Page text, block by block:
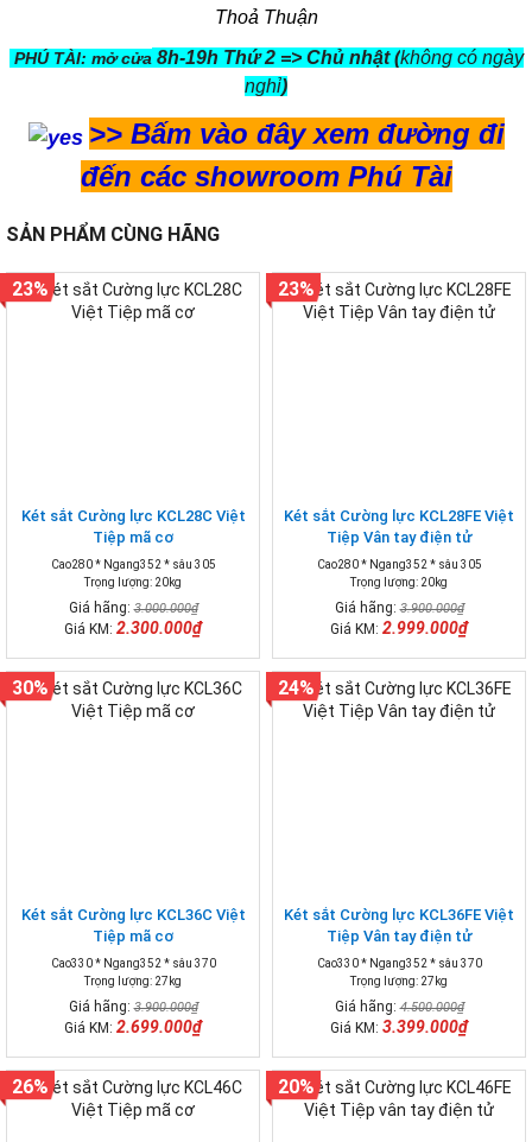
Thoả Thuận
PHÚ TÀI: mở cửa 8h-19h Thứ 2 => Chủ nhật (không có ngày
nghỉ)
>> Bấm vào đây xem đường đi
đến các showroom Phú Tài
SẢN PHẨM CÙNG HÃNG
Két sắt Cường lực KCL28C Việt
Tiệp mã cơ
Cao280 * Ngang352 * sâu 305
Trọng lượng: 20kg
Giá hãng:3.000.000₫
Giá KM: 2.300.000₫
23%
Két sắt Cường lực KCL28FE Việt
Tiệp Vân tay điện tử
Cao280 * Ngang352 * sâu 305
Trọng lượng: 20kg
Giá hãng:3.900.000₫
Giá KM: 2.999.000₫
23%
Két sắt Cường lực KCL36C Việt
Tiệp mã cơ
Cao330 * Ngang352 * sâu 370
Trọng lượng: 27kg
Giá hãng:3.900.000₫
Giá KM: 2.699.000₫
30%
Két sắt Cường lực KCL36FE Việt
Tiệp Vân tay điện tử
Cao330 * Ngang352 * sâu 370
Trọng lượng: 27kg
Giá hãng:4.500.000₫
Giá KM: 3.399.000₫
24%
26% 20%